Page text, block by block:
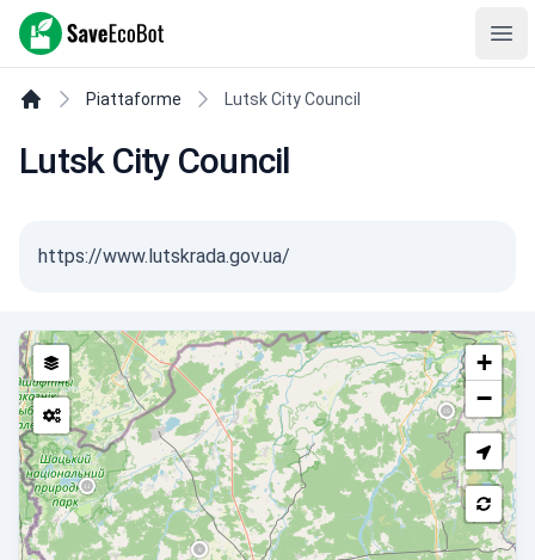
SaveEcoBot
Piattaforme Lutsk City Council
Lutsk City Council
https://www.lutskrada.gov.ua/
+
−